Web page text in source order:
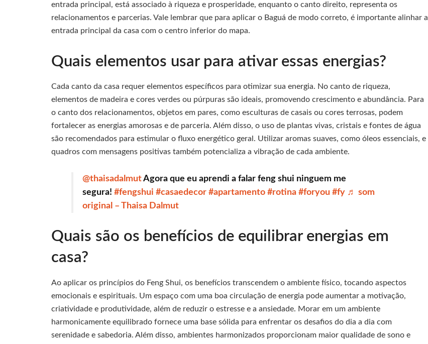
entrada principal, está associado à riqueza e prosperidade, enquanto o canto direito, representa os
relacionamentos e parcerias. Vale lembrar que para aplicar o Baguá de modo correto, é importante alinhar a
entrada principal da casa com o centro inferior do mapa.
Quais elementos usar para ativar essas energias?
Cada canto da casa requer elementos específicos para otimizar sua energia. No canto de riqueza,
elementos de madeira e cores verdes ou púrpuras são ideais, promovendo crescimento e abundância. Para
o canto dos relacionamentos, objetos em pares, como esculturas de casais ou cores terrosas, podem
fortalecer as energias amorosas e de parceria. Além disso, o uso de plantas vivas, cristais e fontes de água
são recomendados para estimular o fluxo energético geral. Utilizar aromas suaves, como óleos essenciais, e
quadros com mensagens positivas também potencializa a vibração de cada ambiente.
@thaisadalmutAgora que eu aprendi a falar feng shui ninguem me
segura! #fengshui #casaedecor #apartamento #rotina #foryou #fy ♬ som
original – Thaisa Dalmut
Quais são os benefícios de equilibrar energias em
casa?
Ao aplicar os princípios do Feng Shui, os benefícios transcendem o ambiente físico, tocando aspectos
emocionais e espirituais. Um espaço com uma boa circulação de energia pode aumentar a motivação,
criatividade e produtividade, além de reduzir o estresse e a ansiedade. Morar em um ambiente
harmonicamente equilibrado fornece uma base sólida para enfrentar os desafios do dia a dia com
serenidade e sabedoria. Além disso, ambientes harmonizados proporcionam maior qualidade de sono e